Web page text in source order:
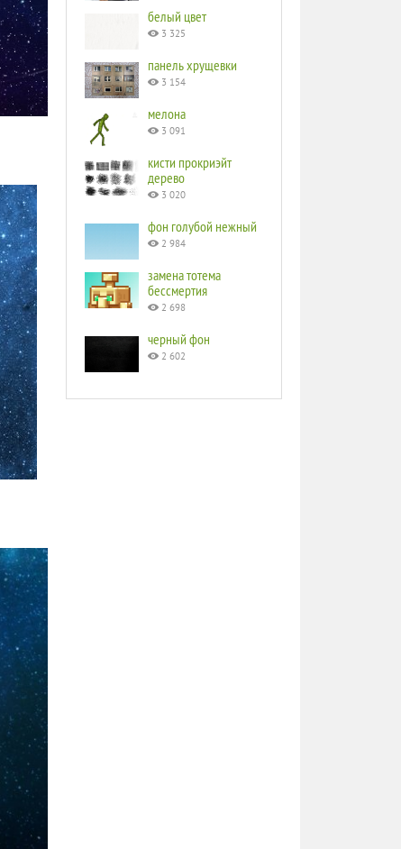
белый цвет
3 325
панель хрущевки
3 154
мелона
3 091
кисти прокриэйт
дерево
3 020
фон голубой нежный
2 984
замена тотема
бессмертия
2 698
черный фон
2 602